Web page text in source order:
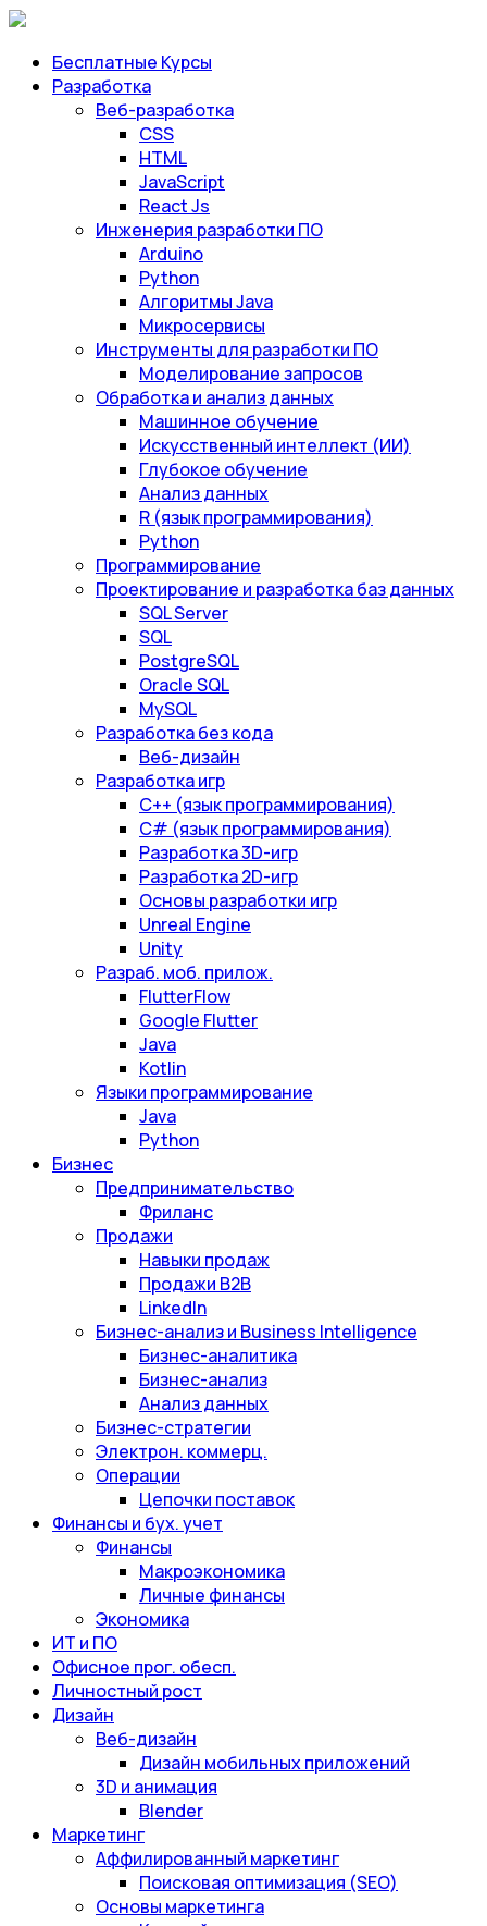
Бесплатные Курсы
Разработка
Веб-разработка
CSS
HTML
JavaScript
React Js
Инженерия разработки ПО
Arduino
Python
Алгоритмы Java
Микросервисы
Инструменты для разработки ПО
Моделирование запросов
Обработка и анализ данных
Машинное обучение
Искусственный интеллект (ИИ)
Глубокое обучение
Анализ данных
R (язык программирования)
Python
Программирование
Проектирование и разработка баз данных
SQL Server
SQL
PostgreSQL
Oracle SQL
MySQL
Разработка без кода
Веб-дизайн
Разработка игр
С++ (язык программирования)
С# (язык программирования)
Разработка 3D-игр
Разработка 2D-игр
Основы разработки игр
Unreal Engine
Unity
Разраб. моб. прилож.
FlutterFlow
Google Flutter
Java
Kotlin
Языки программирование
Java
Python
Бизнес
Предпринимательство
Фриланс
Продажи
Навыки продаж
Продажи B2B
LinkedIn
Бизнес-анализ и Business Intelligence
Бизнес-аналитика
Бизнес-анализ
Анализ данных
Бизнес-стратегии
Электрон. коммерц.
Операции
Цепочки поставок
Финансы и бух. учет
Финансы
Макроэкономика
Личные финансы
Экономика
ИТ и ПО
Офисное прог. обесп.
Личностный рост
Дизайн
Веб-дизайн
Дизайн мобильных приложений
3D и анимация
Blender
Маркетинг
Аффилированный маркетинг
Поисковая оптимизация (SEO)
Основы маркетинга